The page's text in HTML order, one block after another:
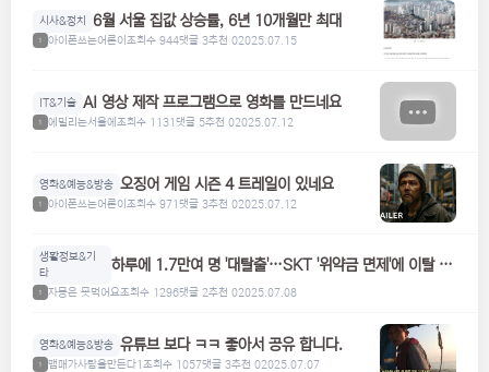
시사&정치 6월 서울 집값 상승률, 6년 10개월만 최대
1 아이폰쓰는어른이 조회수 944댓글 3추천 02025.07.15
IT&기술 AI 영상 제작 프로그램으로 영화를 만드네요
1 에밀리는서울에 조회수 1131댓글 5추천 02025.07.12
영화&예능&방송 오징어 게임 시즌 4 트레일이 있네요
1 아이폰쓰는어른이 조회수 971댓글 3추천 02025.07.12
생활정보&기
타
하루에 1.7만여 명 '대탈출'…SKT '위약금 면제'에 이탈 급
1 자몽은 못먹어요조회수 1296댓글 2추천 02025.07.08
영화&예능&방송 유튜브 보다 ㅋㅋ 좋아서 공유 합니다.
1 맴매가사람을만든다1조회수 1057댓글 3추천 02025.07.07